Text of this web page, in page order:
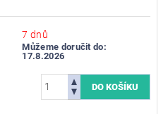
7 dnů
Můžeme doručit do:
17.8.2026